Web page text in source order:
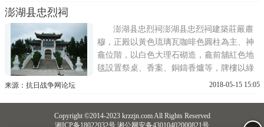
祠內供奉從中華民國成立前的革命烈士，到
在抗日戰爭及國共戰爭中犧牲的33...
澎湖县忠烈祠
澎湖县忠烈祠澎湖县忠烈祠建築莊嚴肅
穆，正殿以黃色琉璃瓦咖啡色圓柱為主、神
龕位階，以白色大理石砌造，龕前舖紅色地
毯設置祭桌、香案、銅鑄香爐等，牌樓以綠
色琉璃瓦白色方柱為主為三門四柱式混凝土
先烈神位，計有牌位一七一座，入祀先烈二
来源：抗日战争网论坛 2018-05-15 15:05
Copyright ©2014-2023 krzzjn.com All Rights Reserved
湘ICP备18022032号 湘公网安备43010402000821号